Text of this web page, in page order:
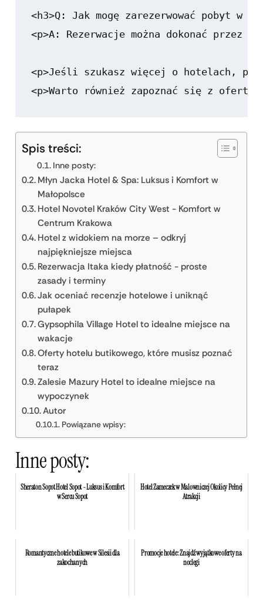
<h3>Q: Jak mogę zarezerwować pobyt w
<p>A: Rezerwacje można dokonać
<p>Jeśli szukasz więcej o hotelach,
Spis treści:
Inne posty:
Młyn Jacka Hotel & Spa: Luksus i Komfort w
Małopolsce
Hotel Novotel Kraków City West - Komfort w
Centrum Krakowa
Hotel z widokiem na morze – odkryj
najpiękniejsze miejsca
Rezerwacja Itaka kiedy płatność - proste
zasady i terminy
Jak oceniać recenzje hotelowe i uniknąć
pułapek
Gypsophila Village Hotel to idealne miejsce na
wakacje
Oferty hotelu butikowego, które musisz poznać
teraz
Zalesie Mazury Hotel to idealne miejsce na
wypoczynek
Autor
Powiązane wpisy:
Inne posty:
Sheraton Sopot Hotel Sopot - Luksus i Komfort
w Sercu Sopot
Hotel Zameczek w Malowniczej Okolicy Pełnej
Atrakcji
Romantyczne hotele butikowe w Silesii dla
zakochanych
Promocje hotele: Znajdź wyjątkowe oferty na
noclegi